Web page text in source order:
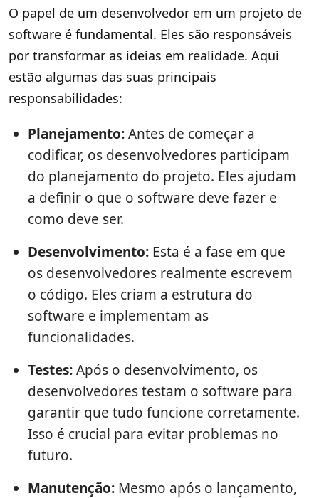
O papel de um desenvolvedor em um projeto de
software é fundamental. Eles são responsáveis
por transformar as ideias em realidade. Aqui
estão algumas das suas principais
responsabilidades:
Planejamento:Antes de começar a
codificar, os desenvolvedores participam
do planejamento do projeto. Eles ajudam
a definir o que o software deve fazer e
como deve ser.
Desenvolvimento: Esta é a fase em que
os desenvolvedores realmente escrevem
o código. Eles criam a estrutura do
software e implementam as
funcionalidades.
Testes:Após o desenvolvimento, os
desenvolvedores testam o software para
garantir que tudo funcione corretamente.
Isso é crucial para evitar problemas no
futuro.
Manutenção: Mesmo após o lançamento,